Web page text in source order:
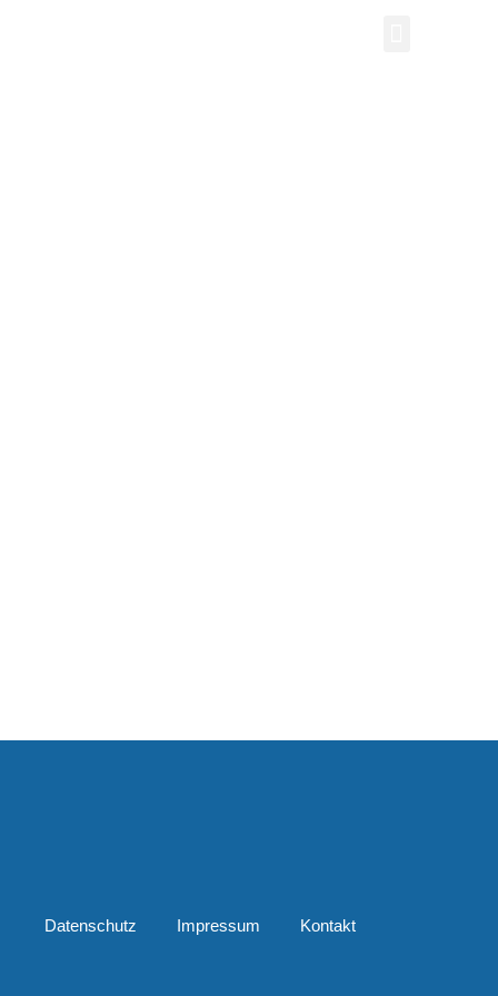
Datenschutz Impressum Kontakt